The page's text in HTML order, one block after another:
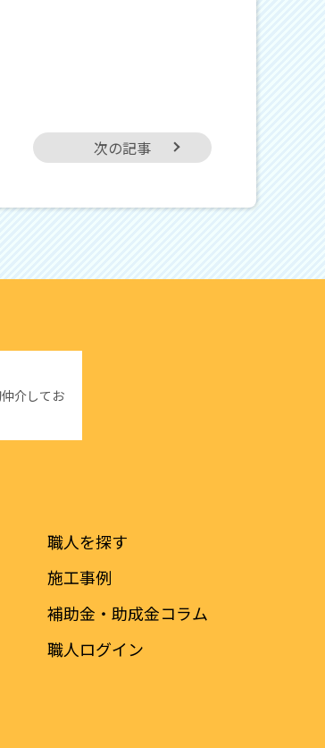
次の記事
介してお
職人を探す
施工事例
補助金・助成金コラム
職人ログイン